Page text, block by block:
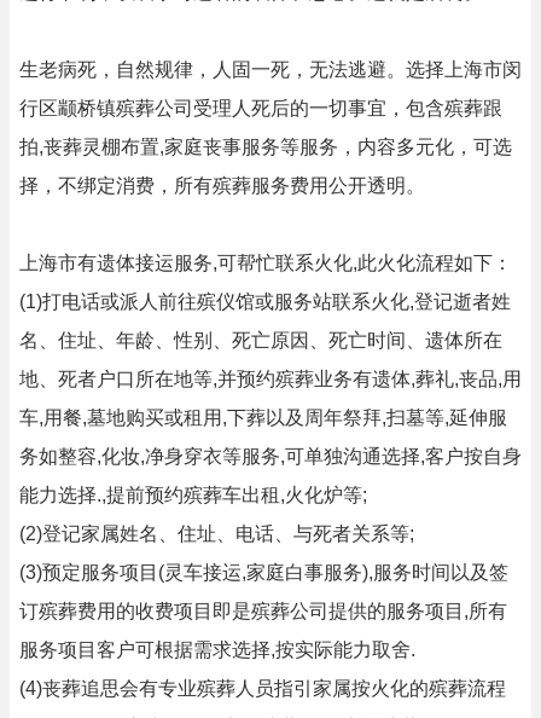
生老病死，自然规律，人固一死，无法逃避。选择上海市闵
行区颛桥镇殡葬公司受理人死后的一切事宜，包含殡葬跟
拍,丧葬灵棚布置,家庭丧事服务等服务，内容多元化，可选
择，不绑定消费，所有殡葬服务费用公开透明。
上海市有遗体接运服务,可帮忙联系火化,此火化流程如下：
(1)打电话或派人前往殡仪馆或服务站联系火化,登记逝者姓
名、住址、年龄、性别、死亡原因、死亡时间、遗体所在
地、死者户口所在地等,并预约殡葬业务有遗体,葬礼,丧品,用
车,用餐,墓地购买或租用,下葬以及周年祭拜,扫墓等,延伸服
务如整容,化妆,净身穿衣等服务,可单独沟通选择,客户按自身
能力选择.,提前预约殡葬车出租,火化炉等;
(2)登记家属姓名、住址、电话、与死者关系等;
(3)预定服务项目(灵车接运,家庭白事服务),服务时间以及签
订殡葬费用的收费项目即是殡葬公司提供的服务项目,所有
服务项目客户可根据需求选择,按实际能力取舍.
(4)丧葬追思会有专业殡葬人员指引家属按火化的殡葬流程